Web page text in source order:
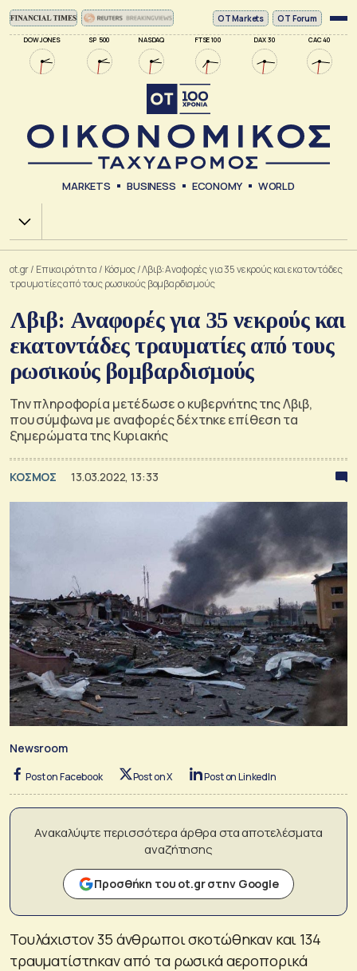
DOW JONES SP 500 NASDAQ FTSE 100 DAX 30 CAC 40
ΟΤ Markets OT Forum
MARKETS BUSINESS ECONOMY WORLD
Χ.Α.
ot.gr/ Επικαιρότητα / Κόσμος/Λβιβ: Αναφορές για 35 νεκρούς και εκατοντάδες
τραυματίες από τους ρωσικούς βομβαρδισμούς
Λβιβ: Αναφορές για 35 νεκρούς και
εκατοντάδες τραυματίες από τους
ρωσικούς βομβαρδισμούς
Την πληροφορία μετέδωσε ο κυβερνήτης της Λβιβ,
που σύμφωνα με αναφορές δέχτηκε επίθεση τα
ξημερώματα της Κυριακής
ΚΟΣΜΟΣ 13.03.2022, 13:33
Newsroom
Post on Facebook Post on X Post on LinkedIn
Ανακαλύψτε περισσότερα άρθρα στα αποτελέσματα
αναζήτησης
Προσθήκη του ot.gr στην Google
Τουλάχιστον 35 άνθρωποι σκοτώθηκαν και 134
τραυματίστηκαν από τα ρωσικά αεροπορικά